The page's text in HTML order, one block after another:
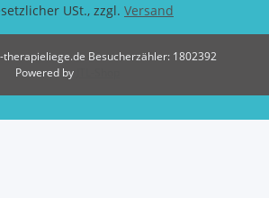
USt., zzgl. Versand
Besucherzähler: 1802392
Powered by